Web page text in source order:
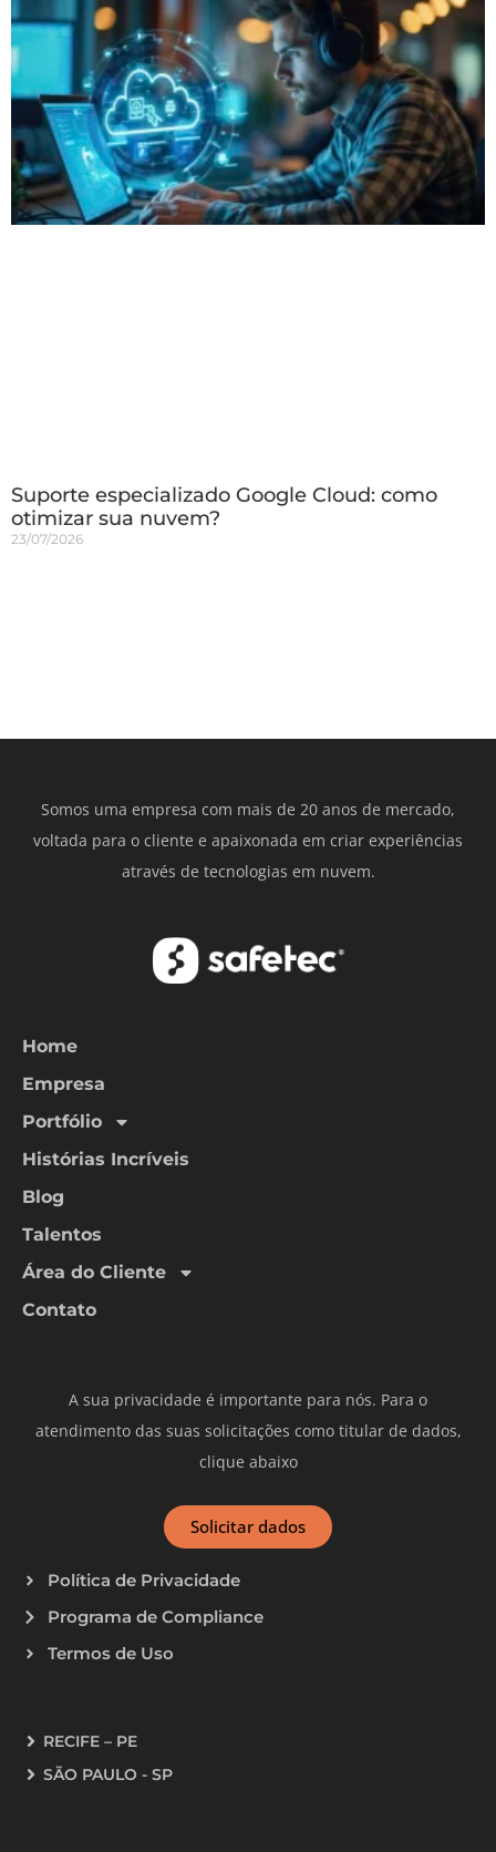
Suporte especializado Google Cloud: como
otimizar sua nuvem?
23/07/2026
Somos uma empresa com mais de 20 anos de mercado,
voltada para o cliente e apaixonada em criar experiências
através de tecnologias em nuvem.
Home
Empresa
Portfólio
Histórias Incríveis
Blog
Talentos
Área do Cliente
Contato
A sua privacidade é importante para nós. Para o
atendimento das suas solicitações como titular de dados,
clique abaixo
Solicitar dados
Política de Privacidade
Programa de Compliance
Termos de Uso
RECIFE – PE
SÃO PAULO - SP